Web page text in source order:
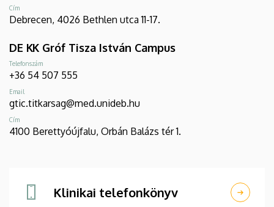
Cím
Debrecen, 4026 Bethlen utca 11-17.
DE KK Gróf Tisza István Campus
Telefonszám
+36 54 507 555
Email
gtic.titkarsag@med.unideb.hu
Cím
4100 Berettyóújfalu, Orbán Balázs tér 1.
Klinikai telefonkönyv